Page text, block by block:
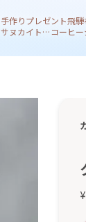
手作りプレゼント飛騨
サヌカイト 風鈴コーヒー
¥